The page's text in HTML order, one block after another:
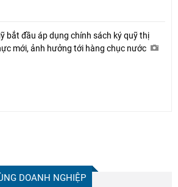
bắt đầu áp dụng chính sách ký quỹ thị
mới, ảnh hưởng tới hàng chục nước
DOANH NGHIỆP